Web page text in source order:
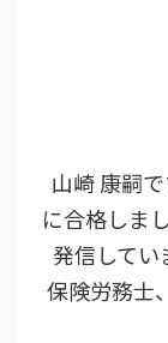
山崎 康嗣
に合格しま
発信してい
保険労務士